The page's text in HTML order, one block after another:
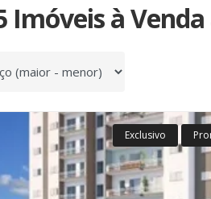
Imóveis à
por
Exclusivo